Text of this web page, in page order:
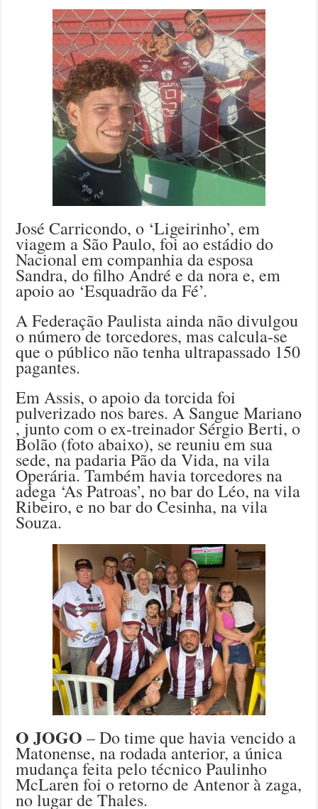
José Carricondo, o ‘Ligeirinho’, em
viagem a São Paulo, foi ao estádio do
Nacional em companhia da esposa
Sandra, do filho André e da nora e, em
apoio ao ‘Esquadrão da Fé’.
A Federação Paulista ainda não divulgou
o número de torcedores, mas calcula-se
que o público não tenha ultrapassado 150
pagantes.
Em Assis, o apoio da torcida foi
pulverizado nos bares. A Sangue Mariano
, junto com o ex-treinador Sérgio Berti, o
Bolão (foto abaixo), se reuniu em sua
sede, na padaria Pão da Vida, na vila
Operária. Também havia torcedores na
adega ‘As Patroas’, no bar do Léo, na vila
Ribeiro, e no bar do Cesinha, na vila
Souza.
O JOGO – Do time que havia vencido a
Matonense, na rodada anterior, a única
mudança feita pelo técnico Paulinho
McLaren foi o retorno de Antenor à zaga,
no lugar de Thales.